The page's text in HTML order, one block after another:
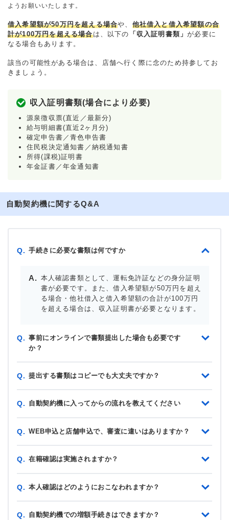
ようお願いいたします。
借入希望額が50万円を超える場合や、 他社借入と借入希望額の合
計が100万円を超える場合は、以下の 「収入証明書類」が必要に
なる場合もあります。
該当の可能性がある場合は、店舗へ行く際に念のため持参してお
きましょう。
収入証明書類(場合により必要)
源泉徴収票(直近／最新分)
給与明細書(直近2ヶ月分)
確定申告書／青色申告書
住民税決定通知書／納税通知書
所得(課税)証明書
年金証書／年金通知書
自動契約機に関するQ&A
Q. 手続きに必要な書類は何ですか
本人確認書類として、運転免許証などの身分証明
書が必要です。また、借入希望額が50万円を超え
る場合・他社借入と借入希望額の合計が100万円
を超える場合は、収入証明書が必要となります。
Q. 事前にオンラインで書類提出した場合も必要です
か？
Q. 提出する書類はコピーでも大丈夫ですか？
Q. 自動契約機に入ってからの流れを教えてください
Q. WEB申込と店舗申込で、審査に違いはありますか？
Q. 在籍確認は実施されますか？
Q. 本人確認はどのようにおこなわれますか？
Q. 自動契約機での増額手続きはできますか？